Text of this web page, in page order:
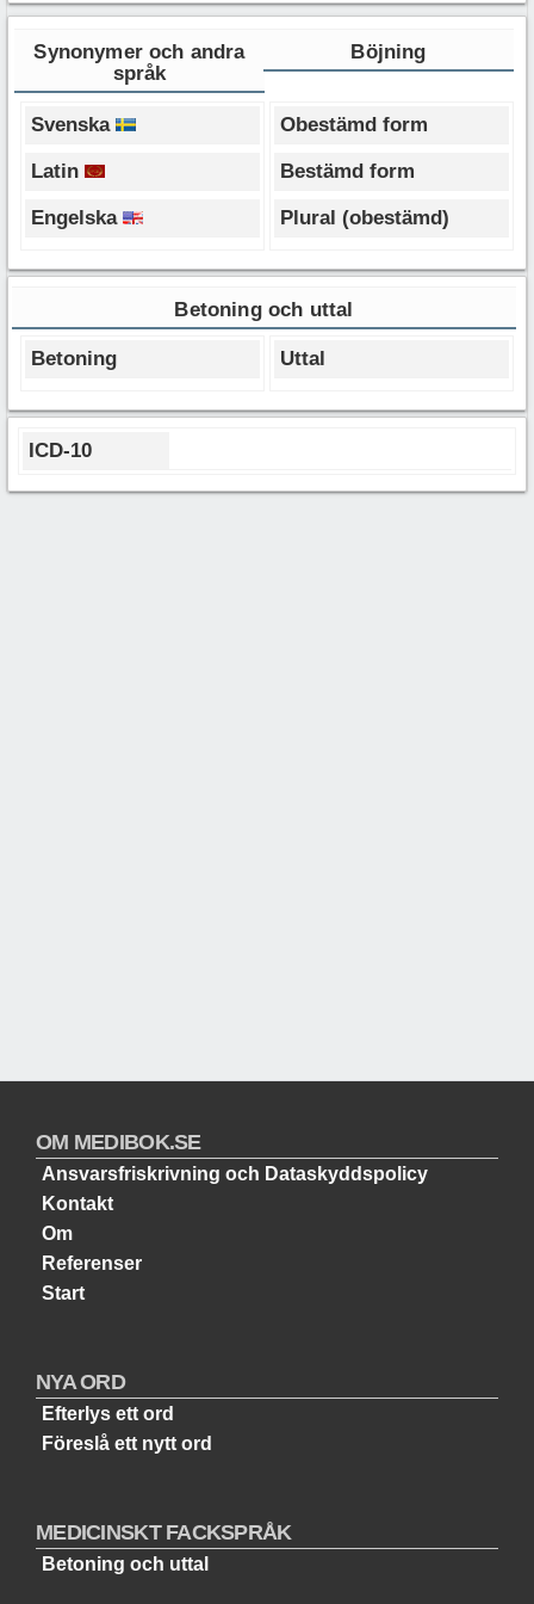
Synonymer och andra
språk
Böjning
Svenska
Latin
Engelska
Obestämd form
Bestämd form
Plural (obestämd)
Betoning och uttal
Betoning Uttal
ICD-10
OM MEDIBOK.SE
Ansvarsfriskrivning och Dataskyddspolicy
Kontakt
Om
Referenser
Start
NYA ORD
Efterlys ett ord
Föreslå ett nytt ord
MEDICINSKT FACKSPRÅK
Betoning och uttal